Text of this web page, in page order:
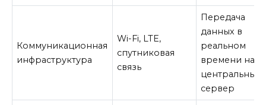
Коммуникационная
инфраструктура
Wi-Fi, LTE,
спутниковая
связь
Передача
данных в
реальном
времени на
центральный
сервер